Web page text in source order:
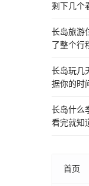
剩下几个
长岛旅游
了整个行
长岛玩几
据你的时
长岛什么
看完就知
首页